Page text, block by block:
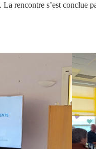
rencontre s’est conclue